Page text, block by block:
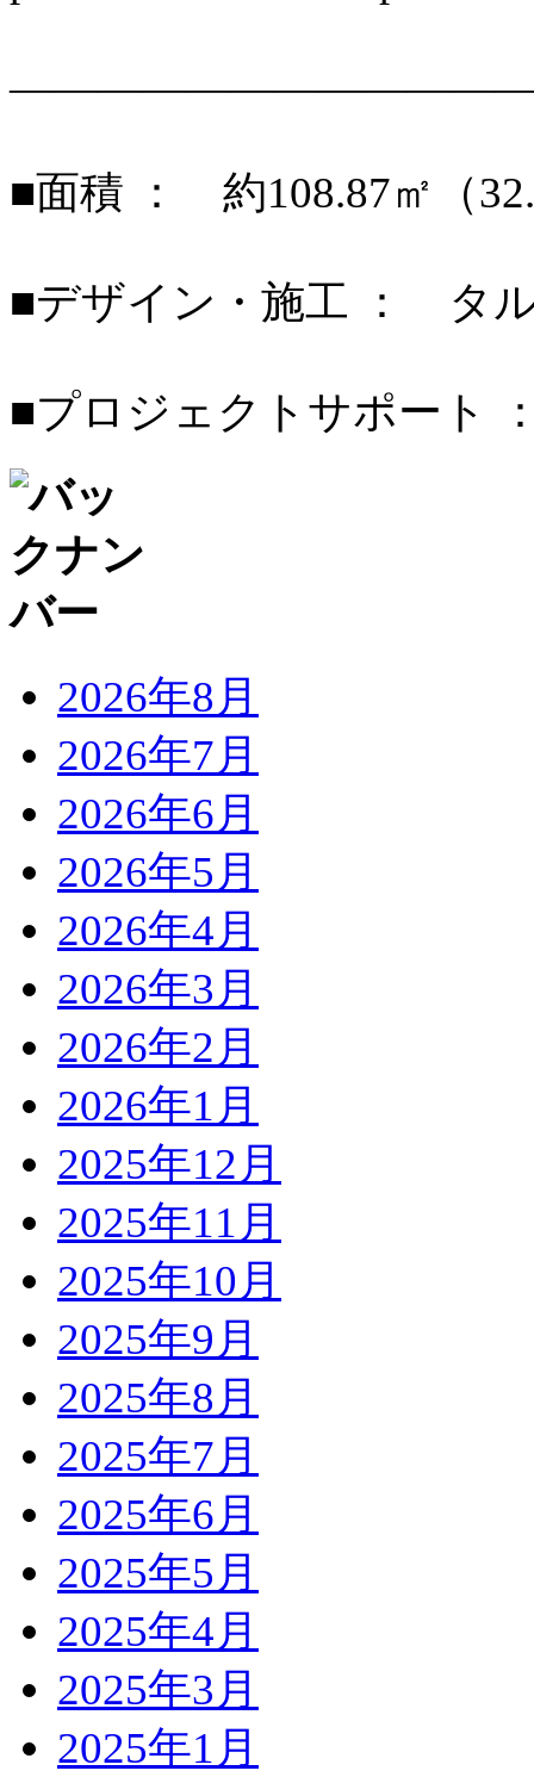
■面積 ： 約108.87㎡（
■デザイン・施工 ： タ
■プロジェクトサポート
2026年8月
2026年7月
2026年6月
2026年5月
2026年4月
2026年3月
2026年2月
2026年1月
2025年12月
2025年11月
2025年10月
2025年9月
2025年8月
2025年7月
2025年6月
2025年5月
2025年4月
2025年3月
2025年1月